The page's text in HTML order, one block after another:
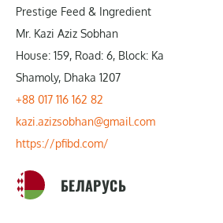
Prestige Feed & Ingredient
Mr. Kazi Aziz Sobhan
House: 159, Road: 6, Block: Ka
Shamoly, Dhaka 1207
+88 017 116 162 82
kazi.azizsobhan@gmail.com
https://pfibd.com/
БЕЛАРУСЬ